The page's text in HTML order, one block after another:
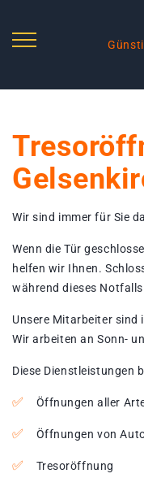
Wir sind immer für Sie
Wenn die Tür
helfen wir Ihnen.
während dieses
Unsere Mitarbeiter sind
Wir arbeiten an Sonn-
Diese Dienstleistungen
Öffnungen aller
Öffnungen von
Tresoröffnung